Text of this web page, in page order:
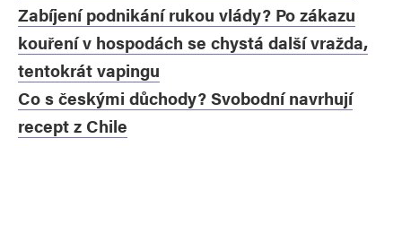
Zabíjení podnikání rukou vlády? Po zákazu
kouření v hospodách se chystá další vražda,
tentokrát vapingu
Co s českými důchody? Svobodní navrhují
recept z Chile